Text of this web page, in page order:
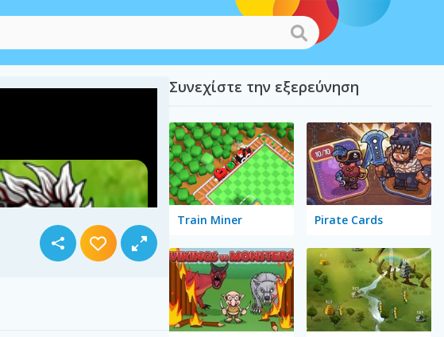
Συνεχίστε την εξερεύνηση
Train Miner Pirate Cards